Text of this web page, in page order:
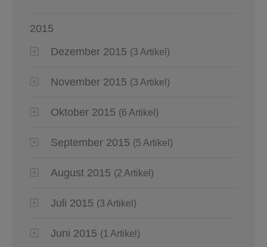
2015
Dezember 2015 (3 Artikel)
November 2015 (3 Artikel)
Oktober 2015 (6 Artikel)
September 2015 (5 Artikel)
August 2015 (2 Artikel)
Juli 2015 (3 Artikel)
Juni 2015 (1 Artikel)